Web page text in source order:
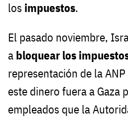
los impuestos.
El pasado noviembre,
a bloquear los
representación de la
este dinero fuera a Gaza
empleados que la